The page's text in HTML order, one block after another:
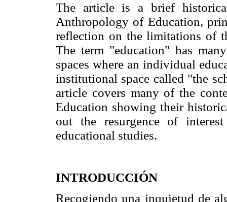
The article is a brief
Anthropology of Education,
reflection on the limitations of
The term "education" has
spaces where an individual
institutional space called "the
article covers many of the
Education showing their
out the resurgence of
educational studies.
INTRODUCCIÓN
Recogiendo una inquietud de